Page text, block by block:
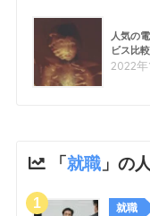
人気の
ビス比較
2022年
「就職」の
就職